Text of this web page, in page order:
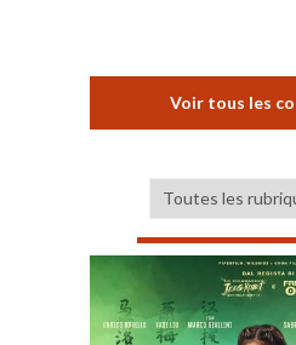
Voir tous les